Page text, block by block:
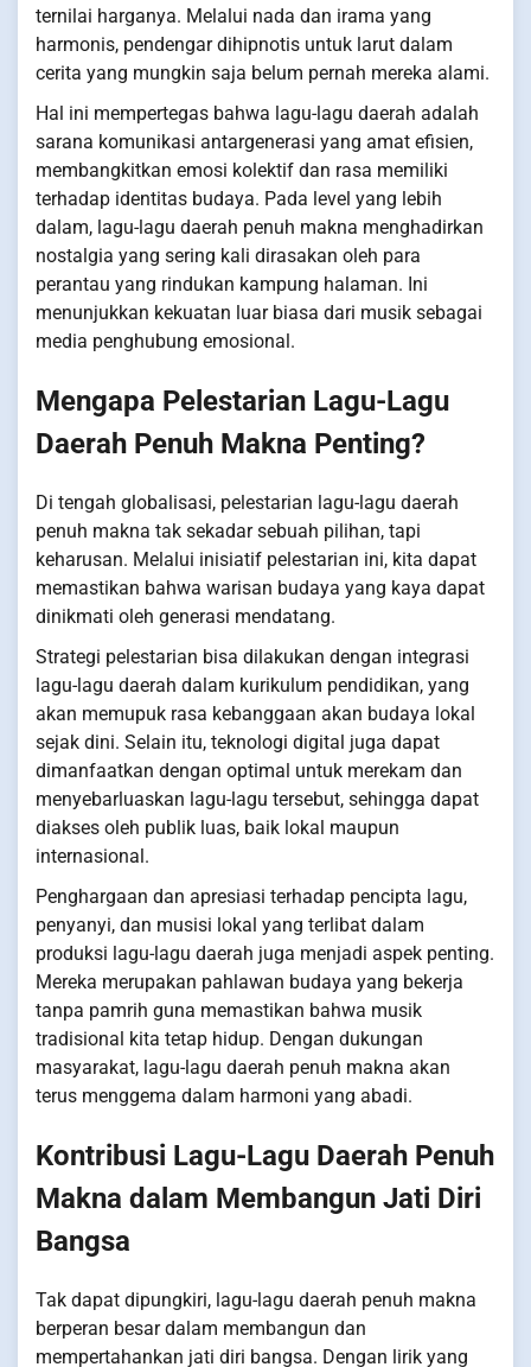
ternilai harganya. Melalui nada dan irama yang
harmonis, pendengar dihipnotis untuk larut dalam
cerita yang mungkin saja belum pernah mereka alami.
Hal ini mempertegas bahwa lagu-lagu daerah adalah
sarana komunikasi antargenerasi yang amat efisien,
membangkitkan emosi kolektif dan rasa memiliki
terhadap identitas budaya. Pada level yang lebih
dalam, lagu-lagu daerah penuh makna menghadirkan
nostalgia yang sering kali dirasakan oleh para
perantau yang rindukan kampung halaman. Ini
menunjukkan kekuatan luar biasa dari musik sebagai
media penghubung emosional.
Mengapa Pelestarian Lagu-Lagu
Daerah Penuh Makna Penting?
Di tengah globalisasi, pelestarian lagu-lagu daerah
penuh makna tak sekadar sebuah pilihan, tapi
keharusan. Melalui inisiatif pelestarian ini, kita dapat
memastikan bahwa warisan budaya yang kaya dapat
dinikmati oleh generasi mendatang.
Strategi pelestarian bisa dilakukan dengan integrasi
lagu-lagu daerah dalam kurikulum pendidikan, yang
akan memupuk rasa kebanggaan akan budaya lokal
sejak dini. Selain itu, teknologi digital juga dapat
dimanfaatkan dengan optimal untuk merekam dan
menyebarluaskan lagu-lagu tersebut, sehingga dapat
diakses oleh publik luas, baik lokal maupun
internasional.
Penghargaan dan apresiasi terhadap pencipta lagu,
penyanyi, dan musisi lokal yang terlibat dalam
produksi lagu-lagu daerah juga menjadi aspek penting.
Mereka merupakan pahlawan budaya yang bekerja
tanpa pamrih guna memastikan bahwa musik
tradisional kita tetap hidup. Dengan dukungan
masyarakat, lagu-lagu daerah penuh makna akan
terus menggema dalam harmoni yang abadi.
Kontribusi Lagu-Lagu Daerah Penuh
Makna dalam Membangun Jati Diri
Bangsa
Tak dapat dipungkiri, lagu-lagu daerah penuh makna
berperan besar dalam membangun dan
mempertahankan jati diri bangsa. Dengan lirik yang